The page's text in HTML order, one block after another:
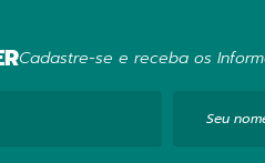
A
N
A
Cadastre-se e receba os
Seu